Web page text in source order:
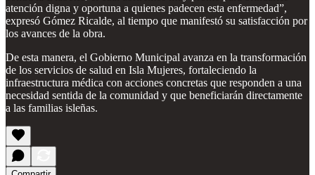
atención digna y oportuna a quienes padecen esta enfermedad”,
expresó Gómez Ricalde, al tiempo que manifestó su satisfacción por
los avances de la obra.
De esta manera, el Gobierno Municipal avanza en la transformación
de los servicios de salud en Isla Mujeres, fortaleciendo la
infraestructura médica con acciones concretas que responden a una
necesidad sentida de la comunidad y que beneficiarán directamente
a las familias isleñas.